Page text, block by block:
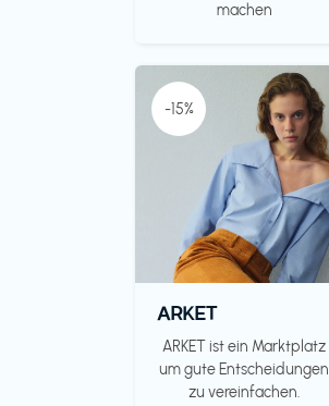
machen
-15%
ARKET
ARKET ist ein Marktplatz
um gute Entscheidungen
zu vereinfachen.